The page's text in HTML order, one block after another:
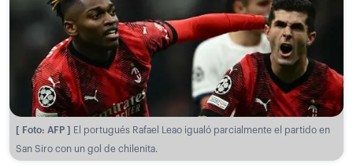
[ Foto: AFP ]
El portugués Rafael Leao igualó parcialmente el partido en
San Siro con un gol de chilenita.